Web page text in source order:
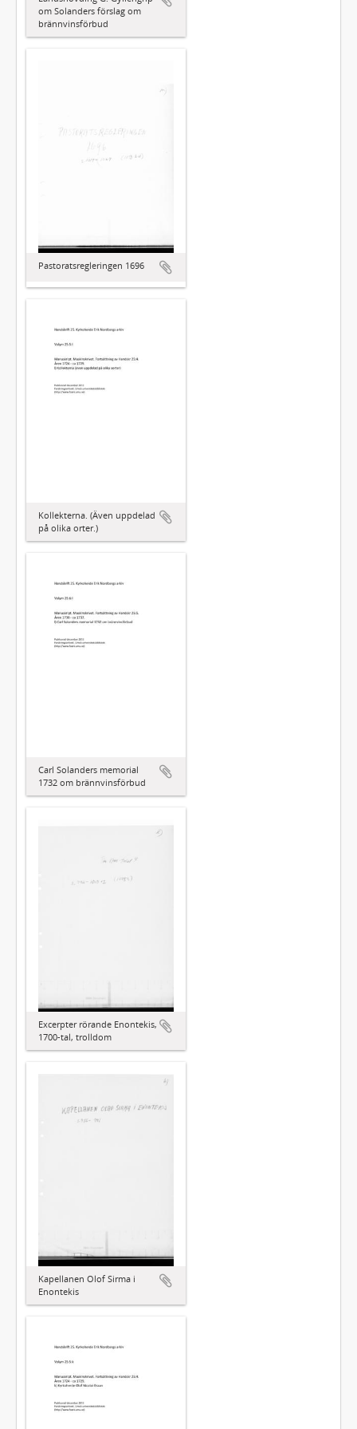
om Solanders förslag om
brännvinsförbud
Pastoratsregleringen 1696
Kollekterna. (Även uppdelad
på olika orter.)
Carl Solanders memorial
1732 om brännvinsförbud
Excerpter rörande Enontekis,
1700-tal, trolldom
Kapellanen Olof Sirma i
Enontekis